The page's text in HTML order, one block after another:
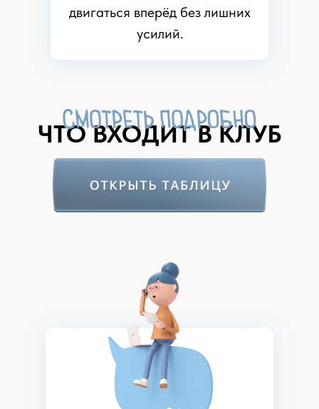
двигаться вперёд без лишних
усилий.
ЧТО ВХОДИТ В КЛУБ